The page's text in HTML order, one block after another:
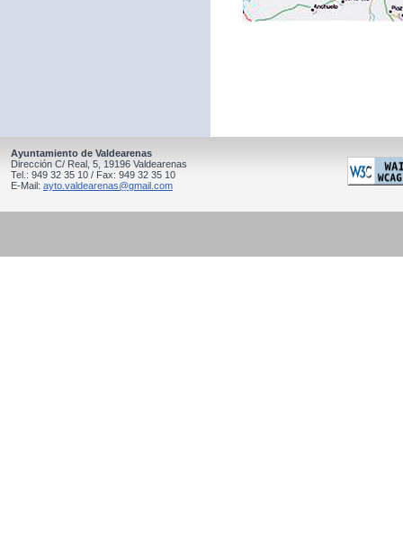
Ayuntamiento de Valdearenas
Dirección C/ Real, 5, 19196 Valdearenas
Tel.: 949 32 35 10 / Fax: 949 32 35 10
E-Mail: ayto.valdearenas@gmail.com